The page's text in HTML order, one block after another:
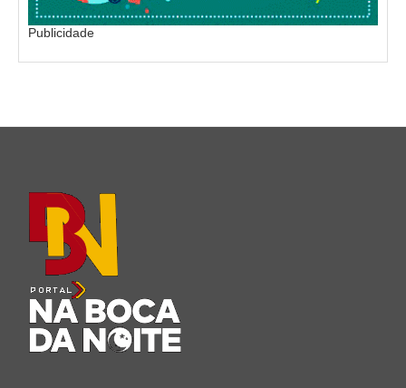
Publicidade